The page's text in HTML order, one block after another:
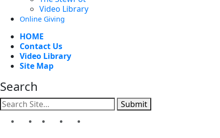
Video Library
Online Giving
HOME
Contact Us
Video Library
Site Map
Search
Submit